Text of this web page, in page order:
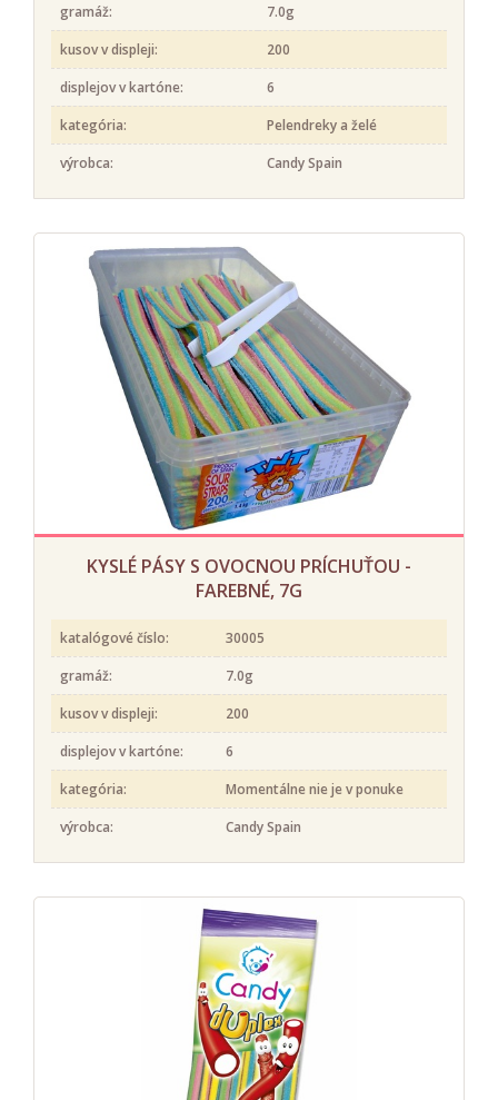
gramáž:
7.0g
kusov v displeji:
200
displejov v kartóne:
6
kategória:
Pelendreky a želé
výrobca:
Candy Spain
KYSLÉ PÁSY S OVOCNOU PRÍCHUŤOU -
FAREBNÉ, 7G
katalógové číslo:
30005
gramáž:
7.0g
kusov v displeji:
200
displejov v kartóne:
6
kategória:
Momentálne nie je v ponuke
výrobca:
Candy Spain